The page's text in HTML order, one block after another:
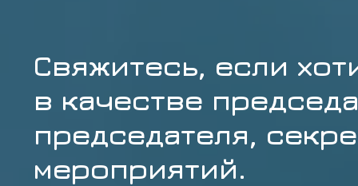
Свяжитесь, если
в качестве
председателя,
мероприятий.